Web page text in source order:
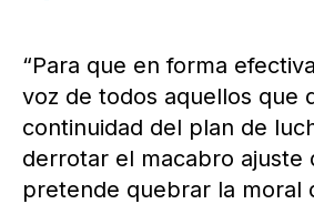
“Para que en forma
voz de todos aquellos que
continuidad del plan de
derrotar el macabro ajuste
pretende quebrar la moral